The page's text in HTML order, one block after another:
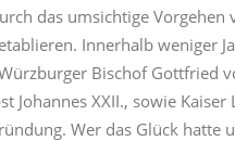
das umsichtige Vorgehen
Innerhalb weniger
Bischof Gottfried
Johannes XXII., sowie Kaiser
Wer das Glück hatte